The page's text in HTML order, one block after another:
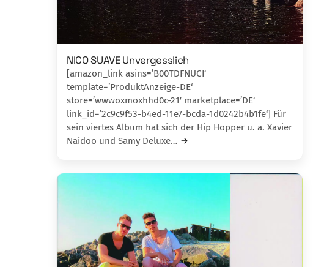
NICO SUAVE Unvergesslich
[amazon_link asins=’B00TDFNUCI‘
template=’ProduktAnzeige-DE‘
store=’wwwoxmoxhhd0c-21′ marketplace=’DE‘
link_id=’2c9c9f53-b4ed-11e7-bcda-1d0242b4b1fe‘] Für
sein viertes Album hat sich der Hip Hop­per u. a. Xavier
Naidoo und Samy Deluxe…